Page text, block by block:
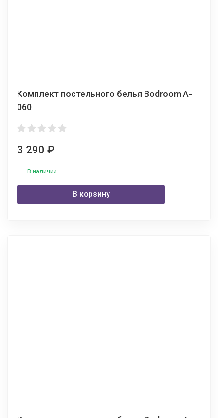
Комплект постельного белья Bodroom A-
060
3 290 ₽
В наличии
В корзину